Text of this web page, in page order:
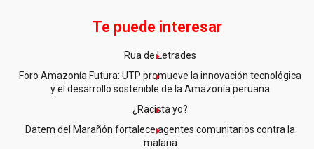
Te puede interesar
Rua de Letrades
Foro Amazonía Futura: UTP promueve la innovación tecnológica
y el desarrollo sostenible de la Amazonía peruana
¿Racista yo?
Datem del Marañón fortalece agentes comunitarios contra la
malaria